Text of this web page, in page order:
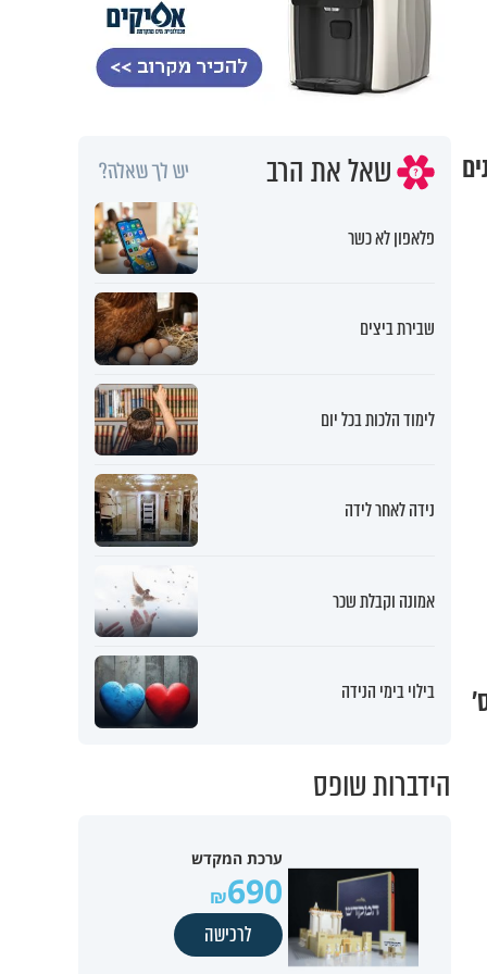
שאל את הרב יש לך שאלה?
פלאפון לא כשר
שבירת ביצים
לימוד הלכות בכל יום
נידה לאחר לידה
אמונה וקבלת שכר
בילוי בימי הנידה
הידברות שופס
ערכת המקדש
690
לרכישה